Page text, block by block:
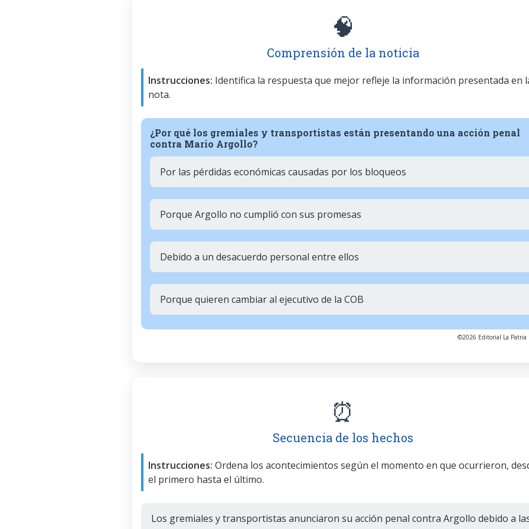
🧠
Comprensión de la noticia
Instrucciones: Identifica la respuesta que mejor refleje la información presentada en
nota.
¿Por qué los gremiales y transportistas están presentando una acción penal
contra Mario Argollo?
Por las pérdidas económicas causadas por los bloqueos
Porque Argollo no cumplió con sus promesas
Debido a un desacuerdo personal entre ellos
Porque quieren cambiar al ejecutivo de la COB
©2026 Editorial La Patria
⏰
Secuencia de los hechos
Instrucciones: Ordena los acontecimientos según el momento en que ocurrieron,
el primero hasta el último.
Los gremiales y transportistas anunciaron su acción penal contra Argollo debido a